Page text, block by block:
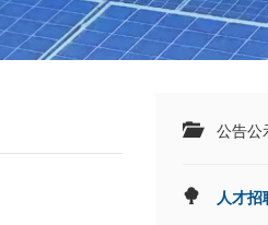
公告公
人才招